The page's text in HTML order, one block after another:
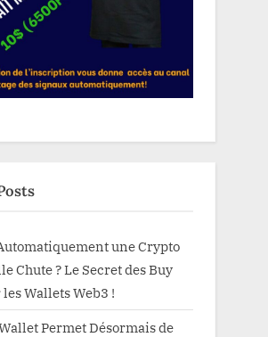
une Crypto
Chute ? Le Secret des Buy
Wallets Web3 !
Permet Désormais de